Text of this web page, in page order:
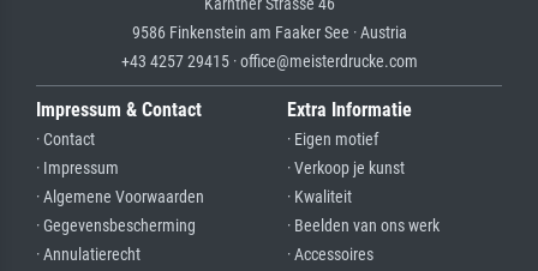
9586 Finkenstein am Faaker See · Austria
+43 4257 29415 · office@meisterdrucke.com
Impressum & Contact
· Contact
· Impressum
· Algemene Voorwaarden
· Gegevensbescherming
· Annulatierecht
Extra Informatie
· Eigen motief
· Verkoop je kunst
· Kwaliteit
· Beelden van ons werk
· Accessoires